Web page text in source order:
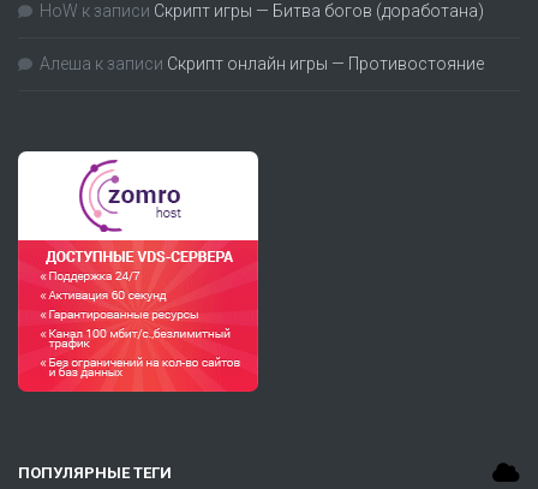
HoW к записи Скрипт игры — Битва богов (доработана)
Алеша к записи Скрипт онлайн игры — Противостояние
ПОПУЛЯРНЫЕ ТЕГИ